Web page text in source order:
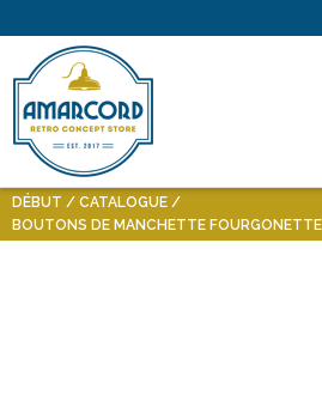
DÉBUT
CATALOGUE
BOUTONS DE MANCHETTE